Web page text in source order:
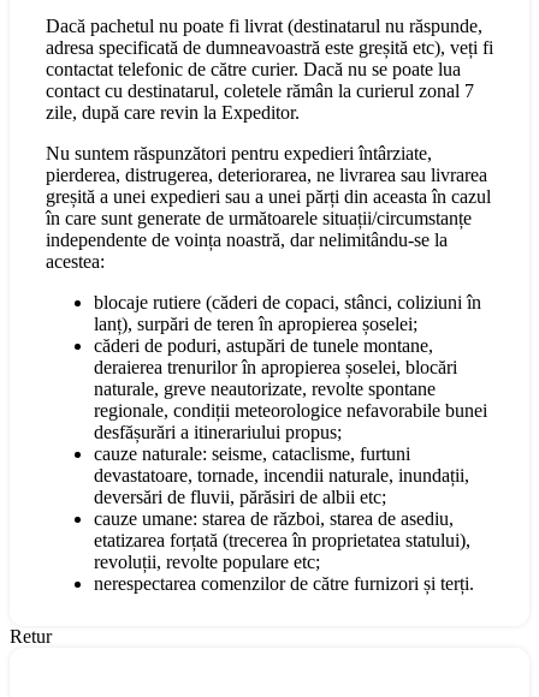
Dacă pachetul nu poate fi livrat (destinatarul nu răspunde,
adresa specificată de dumneavoastră este greșită etc), veți fi
contactat telefonic de către curier. Dacă nu se poate lua
contact cu destinatarul, coletele rămân la curierul zonal 7
zile, după care revin la Expeditor.
Nu suntem răspunzători pentru expedieri întârziate,
pierderea, distrugerea, deteriorarea, ne livrarea sau livrarea
greșită a unei expedieri sau a unei părți din aceasta în cazul
în care sunt generate de următoarele situații/circumstanțe
independente de voința noastră, dar nelimitându-se la
acestea:
blocaje rutiere (căderi de copaci, stânci, coliziuni în
lanț), surpări de teren în apropierea șoselei;
căderi de poduri, astupări de tunele montane,
deraierea trenurilor în apropierea șoselei, blocări
naturale, greve neautorizate, revolte spontane
regionale, condiții meteorologice nefavorabile bunei
desfășurări a itinerariului propus;
cauze naturale: seisme, cataclisme, furtuni
devastatoare, tornade, incendii naturale, inundații,
deversări de fluvii, părăsiri de albii etc;
cauze umane: starea de război, starea de asediu,
etatizarea forțată (trecerea în proprietatea statului),
revoluții, revolte populare etc;
nerespectarea comenzilor de către furnizori și terți.
Retur